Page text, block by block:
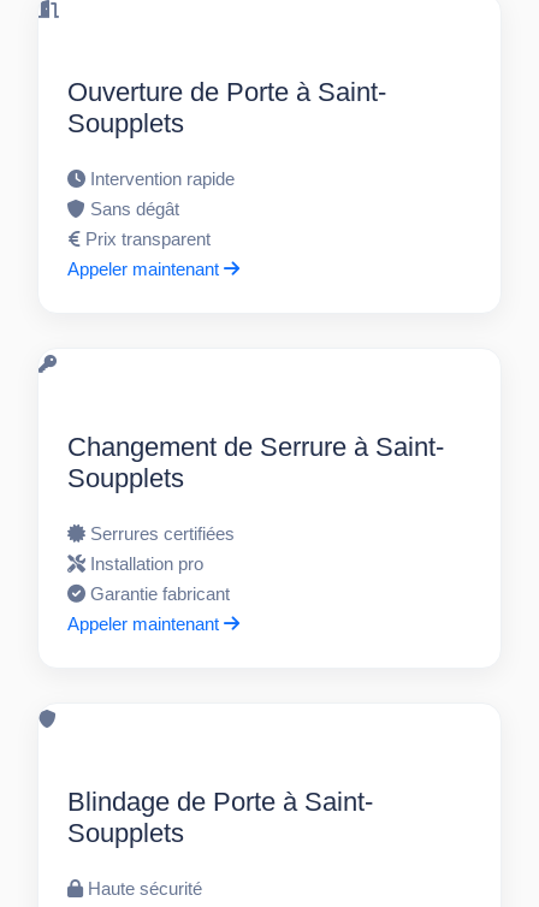
Ouverture de Porte à Saint-
Soupplets
Intervention rapide
Sans dégât
Prix transparent
Appeler maintenant
Changement de Serrure à Saint-
Soupplets
Serrures certifiées
Installation pro
Garantie fabricant
Appeler maintenant
Blindage de Porte à Saint-
Soupplets
Haute sécurité